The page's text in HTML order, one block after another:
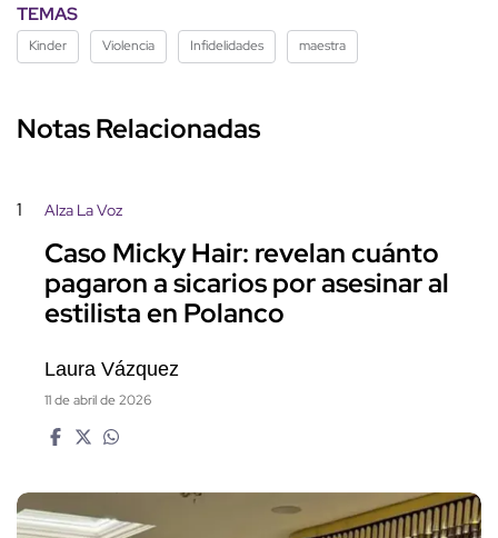
TEMAS
Kinder Violencia Infidelidades maestra
Notas Relacionadas
1 Alza La Voz
Caso Micky Hair: revelan cuánto
pagaron a sicarios por asesinar al
estilista en Polanco
Laura Vázquez
11 de abril de 2026